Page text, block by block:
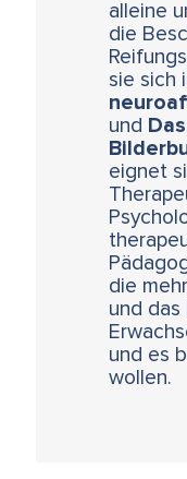
alleine
die
sie sich
und
eignet
die
und das
und es
wollen.